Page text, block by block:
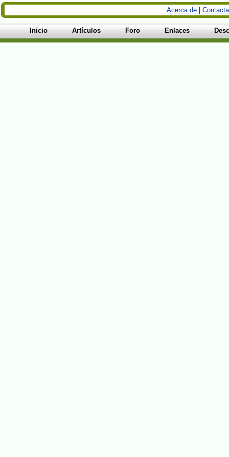
Acerca de |
Inicio Artículos Foro Enlaces